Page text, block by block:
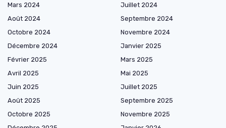
Mars 2024
Juillet 2024
Août 2024
Septembre 2024
Octobre 2024
Novembre 2024
Décembre 2024
Janvier 2025
Février 2025
Mars 2025
Avril 2025
Mai 2025
Juin 2025
Juillet 2025
Août 2025
Septembre 2025
Octobre 2025
Novembre 2025